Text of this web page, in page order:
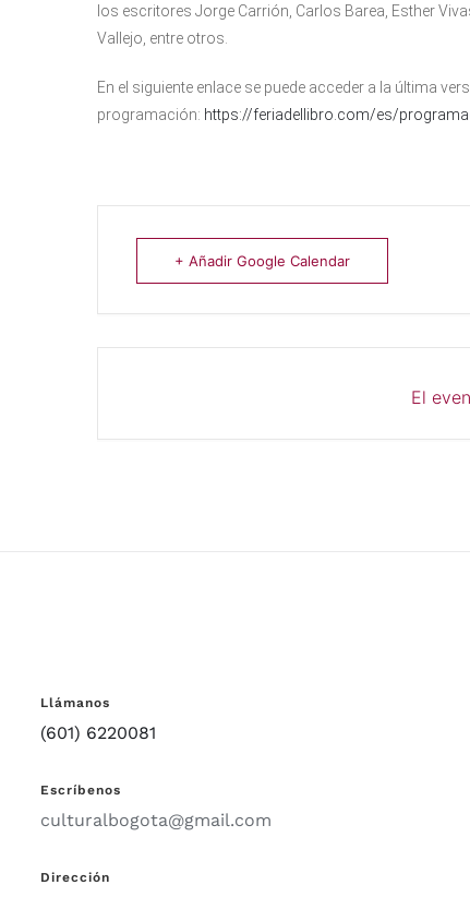
los escritores Jorge Carrión, Carlos Barea, Esther
Vallejo, entre otros.
En el siguiente enlace se puede acceder a la última
programación: https://feriadellibro.com/es/
+ Añadir Google Calendar
El
Llámanos
(601) 6220081
Escríbenos
culturalbogota@gmail.com
Dirección